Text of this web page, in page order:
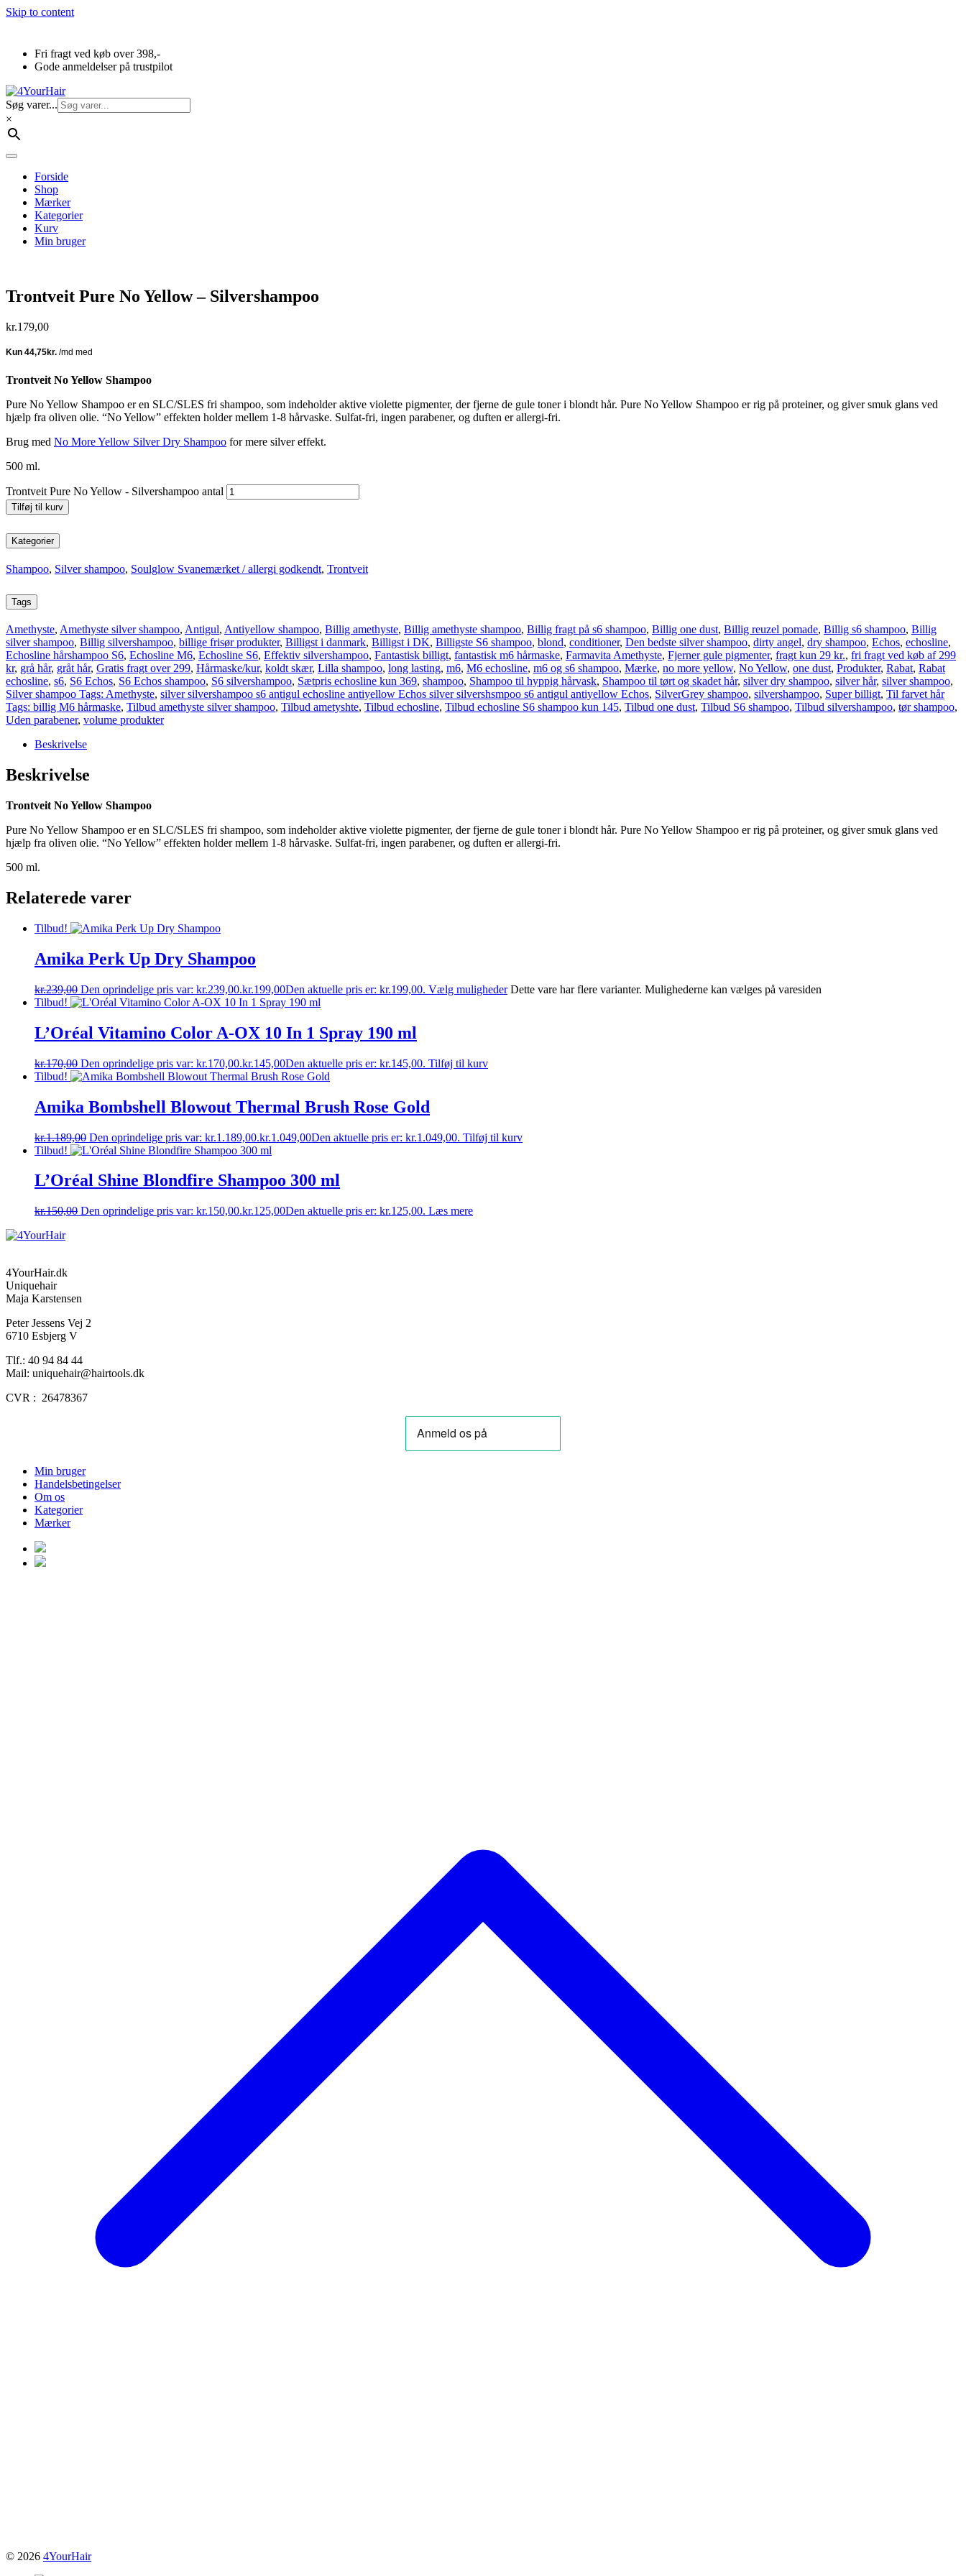
Skip to content
Fri fragt ved køb over 398,-
Gode anmeldelser på trustpilot
Søg varer...
×
Forside
Shop
Mærker
Kategorier
Kurv
Min bruger
Trontveit Pure No Yellow – Silvershampoo
kr.179,00
Trontveit No Yellow Shampoo
Pure No Yellow Shampoo er en SLC/SLES fri shampoo, som indeholder aktive violette pigmenter, der fjerne de gule toner i blondt hår. Pure No Yellow Shampoo er rig på proteiner, og giver smuk glans ved
hjælp fra oliven olie. “No Yellow” effekten holder mellem 1-8 hårvaske. Sulfat-fri, ingen parabener, og duften er allergi-fri.
Brug med No More Yellow Silver Dry Shampoo for mere silver effekt.
500 ml.
Trontveit Pure No Yellow - Silvershampoo antal
Tilføj til kurv
Kategorier
Shampoo, Silver shampoo, Soulglow Svanemærket / allergi godkendt, Trontveit
Tags
Amethyste, Amethyste silver shampoo, Antigul, Antiyellow shampoo, Billig amethyste, Billig amethyste shampoo, Billig fragt på s6 shampoo, Billig one dust, Billig reuzel pomade, Billig s6 shampoo, Billig
silver shampoo, Billig silvershampoo, billige frisør produkter, Billigst i danmark, Billigst i DK, Billigste S6 shampoo, blond, conditioner, Den bedste silver shampoo, dirty angel, dry shampoo, Echos, echosline,
Echosline hårshampoo S6, Echosline M6, Echosline S6, Effektiv silvershampoo, Fantastisk billigt, fantastisk m6 hårmaske, Farmavita Amethyste, Fjerner gule pigmenter, fragt kun 29 kr., fri fragt ved køb af 299
kr, grå hår, gråt hår, Gratis fragt over 299, Hårmaske/kur, koldt skær, Lilla shampoo, long lasting, m6, M6 echosline, m6 og s6 shampoo, Mærke, no more yellow, No Yellow, one dust, Produkter, Rabat, Rabat
echosline, s6, S6 Echos, S6 Echos shampoo, S6 silvershampoo, Sætpris echosline kun 369, shampoo, Shampoo til hyppig hårvask, Shampoo til tørt og skadet hår, silver dry shampoo, silver hår, silver shampoo,
Silver shampoo Tags: Amethyste, silver silvershampoo s6 antigul echosline antiyellow Echos silver silvershsmpoo s6 antigul antiyellow Echos, SilverGrey shampoo, silvershampoo, Super billigt, Til farvet hår
Tags: billig M6 hårmaske, Tilbud amethyste silver shampoo, Tilbud ametyshte, Tilbud echosline, Tilbud echosline S6 shampoo kun 145, Tilbud one dust, Tilbud S6 shampoo, Tilbud silvershampoo, tør shampoo,
Uden parabener, volume produkter
Beskrivelse
Beskrivelse
Trontveit No Yellow Shampoo
Pure No Yellow Shampoo er en SLC/SLES fri shampoo, som indeholder aktive violette pigmenter, der fjerne de gule toner i blondt hår. Pure No Yellow Shampoo er rig på proteiner, og giver smuk glans ved
hjælp fra oliven olie. “No Yellow” effekten holder mellem 1-8 hårvaske. Sulfat-fri, ingen parabener, og duften er allergi-fri.
500 ml.
Relaterede varer
Tilbud!
Amika Perk Up Dry Shampoo
kr.239,00 Den oprindelige pris var: kr.239,00.kr.199,00Den aktuelle pris er: kr.199,00. Vælg muligheder Dette vare har flere varianter. Mulighederne kan vælges på varesiden
Tilbud!
L’Oréal Vitamino Color A-OX 10 In 1 Spray 190 ml
kr.170,00 Den oprindelige pris var: kr.170,00.kr.145,00Den aktuelle pris er: kr.145,00. Tilføj til kurv
Tilbud!
Amika Bombshell Blowout Thermal Brush Rose Gold
kr.1.189,00 Den oprindelige pris var: kr.1.189,00.kr.1.049,00Den aktuelle pris er: kr.1.049,00. Tilføj til kurv
Tilbud!
L’Oréal Shine Blondfire Shampoo 300 ml
kr.150,00 Den oprindelige pris var: kr.150,00.kr.125,00Den aktuelle pris er: kr.125,00. Læs mere
4YourHair.dk
Uniquehair
Maja Karstensen
Peter Jessens Vej 2
6710 Esbjerg V
Tlf.: 40 94 84 44
Mail: uniquehair@hairtools.dk
CVR : 26478367
Min bruger
Handelsbetingelser
Om os
Kategorier
Mærker
© 2026 4YourHair